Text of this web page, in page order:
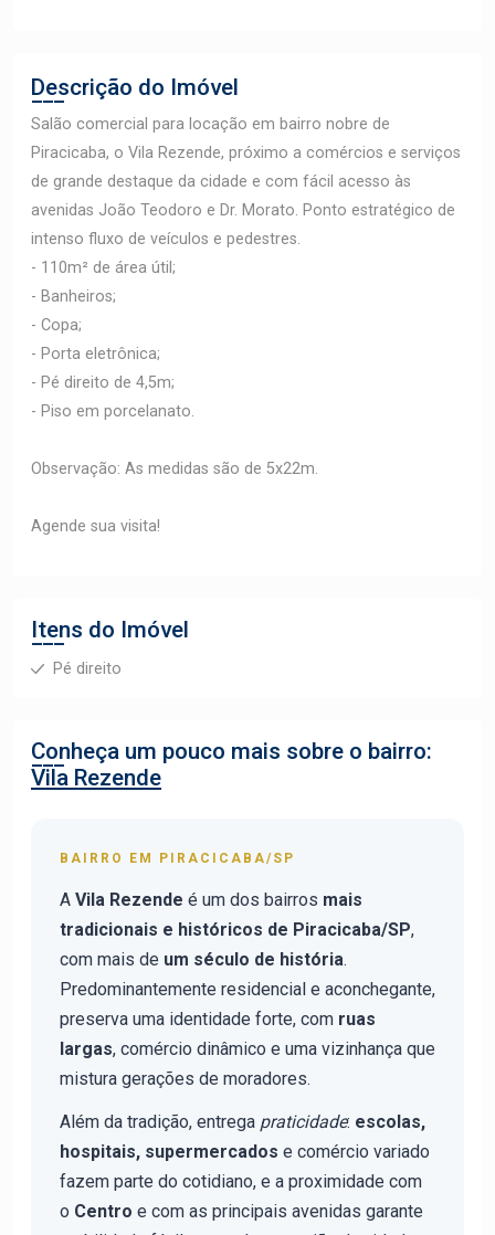
Descrição do Imóvel
Salão comercial para locação em bairro nobre de
Piracicaba, o Vila Rezende, próximo a comércios e serviços
de grande destaque da cidade e com fácil acesso às
avenidas João Teodoro e Dr. Morato. Ponto estratégico de
intenso fluxo de veículos e pedestres.
- 110m² de área útil;
- Banheiros;
- Copa;
- Porta eletrônica;
- Pé direito de 4,5m;
- Piso em porcelanato.
Observação: As medidas são de 5x22m.
Agende sua visita!
Itens do Imóvel
Pé direito
Conheça um pouco mais sobre o bairro:
Vila Rezende
BAIRRO EM PIRACICABA/SP
A Vila Rezende é um dos bairros mais
tradicionais e históricos de Piracicaba/SP,
com mais de um século de história.
Predominantemente residencial e aconchegante,
preserva uma identidade forte, com ruas
largas, comércio dinâmico e uma vizinhança que
mistura gerações de moradores.
Além da tradição, entrega praticidade: escolas,
hospitais, supermercados e comércio variado
fazem parte do cotidiano, e a proximidade com
o Centro e com as principais avenidas garante